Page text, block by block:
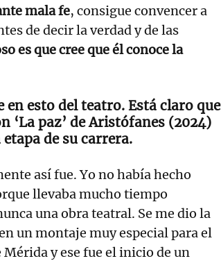
mala fe, consigue convencer a
de decir la verdad y de las
es que cree que él conoce la
en esto del teatro. Está claro que
‘La paz’ de Aristófanes (2024)
de su carrera.
así fue. Yo no había hecho
llevaba mucho tiempo
una obra teatral. Se me dio la
un montaje muy especial para el
y ese fue el inicio de un